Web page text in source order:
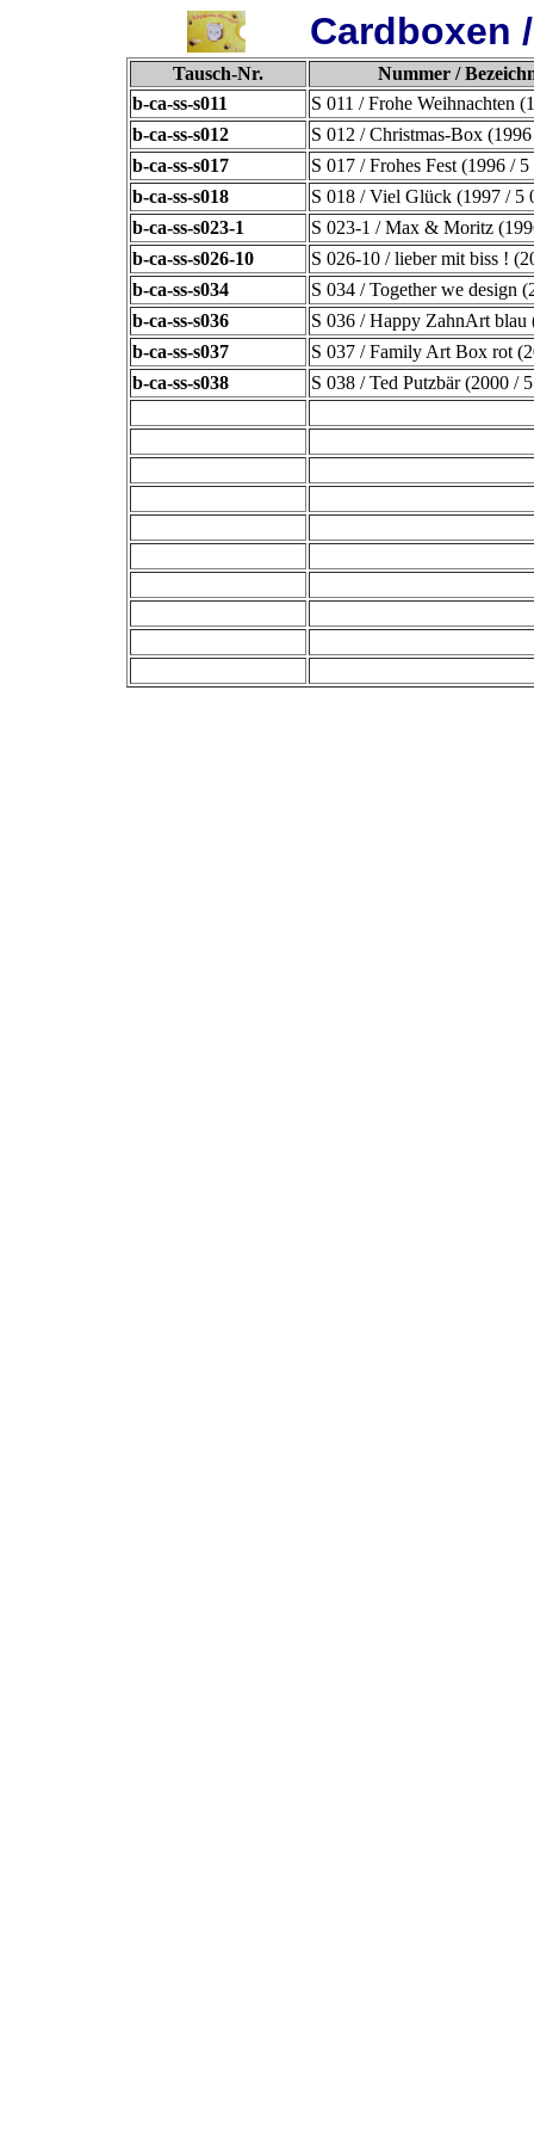
Cardboxen
Tausch-Nr.
Nummer /
b-ca-ss-s011
S 011 / Frohe Weihnachten
b-ca-ss-s012
S 012 / Christmas-Box
b-ca-ss-s017
S 017 / Frohes Fest (1996 /
b-ca-ss-s018
S 018 / Viel Glück (1997 / 5
b-ca-ss-s023-1
S 023-1 / Max & Moritz
b-ca-ss-s026-10
S 026-10 / lieber mit biss !
b-ca-ss-s034
S 034 / Together we design
b-ca-ss-s036
S 036 / Happy ZahnArt blau
b-ca-ss-s037
S 037 / Family Art Box rot
b-ca-ss-s038
S 038 / Ted Putzbär (2000 /